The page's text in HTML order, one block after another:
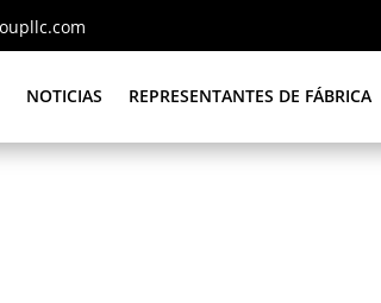
NOTICIAS REPRESENTANTES DE FÁBRICA